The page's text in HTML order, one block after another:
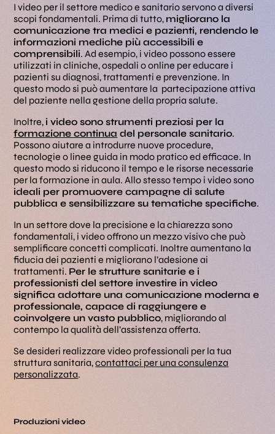
I video per il settore medico e sanitario servono a diversi
scopi fondamentali. Prima di tutto, migliorano la
comunicazione tra medici e pazienti, rendendo le
informazioni mediche più accessibili e
comprensibili. Ad esempio, i video possono essere
utilizzati in cliniche, ospedali o online per educare i
pazienti su diagnosi, trattamenti e prevenzione. In
questo modo si può aumentare la partecipazione attiva
del paziente nella gestione della propria salute.
Inoltre, i video sono strumenti preziosi per la
formazione continua del personale sanitario.
Possono aiutare a introdurre nuove procedure,
tecnologie o linee guida in modo pratico ed efficace. In
questo modo si riducono il tempo e le risorse necessarie
per la formazione in aula. Allo stesso tempo i video sono
ideali per promuovere campagne di salute
pubblica e sensibilizzare su tematiche specifiche.
In un settore dove la precisione e la chiarezza sono
fondamentali, i video offrono un mezzo visivo che può
semplificare concetti complicati. Inoltre aumentano la
fiducia dei pazienti e migliorano l’adesione ai
trattamenti. Per le strutture sanitarie e i
professionisti del settore investire in video
significa adottare una comunicazione moderna e
professionale, capace di raggiungere e
coinvolgere un vasto pubblico, migliorando al
contempo la qualità dell’assistenza offerta.
Se desideri realizzare video professionali per la tua
struttura sanitaria,contattaci per una consulenza
personalizzata.
Produzioni video